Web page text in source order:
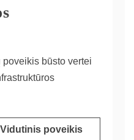
poveikis būsto vertei
Vidutinis poveikis